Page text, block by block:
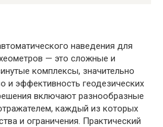
наведения для
— это сложные и
комплексы, значительно
эффективность геодезических
включают разнообразные
каждый из которых
и ограничения. Практический